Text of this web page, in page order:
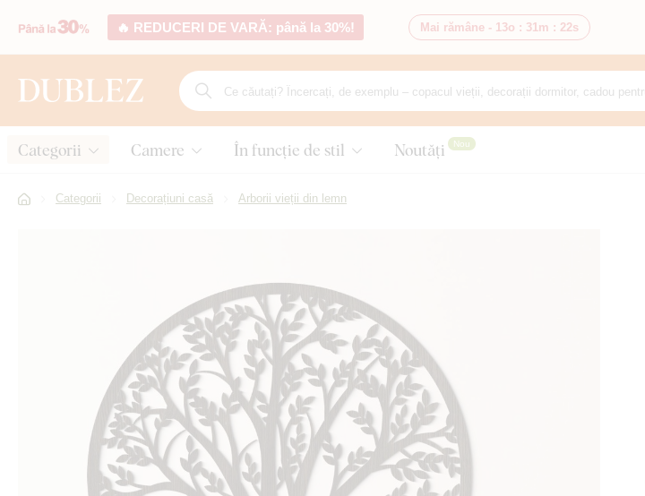
🔥 REDUCERI DE VARĂ: până la 30%! Mai rămâne - 13o : 31m : 21s
Categorii Camere În funcție de stil Noutăți Nou
Categorii Decorațiuni casă Arborii vieții din lemn